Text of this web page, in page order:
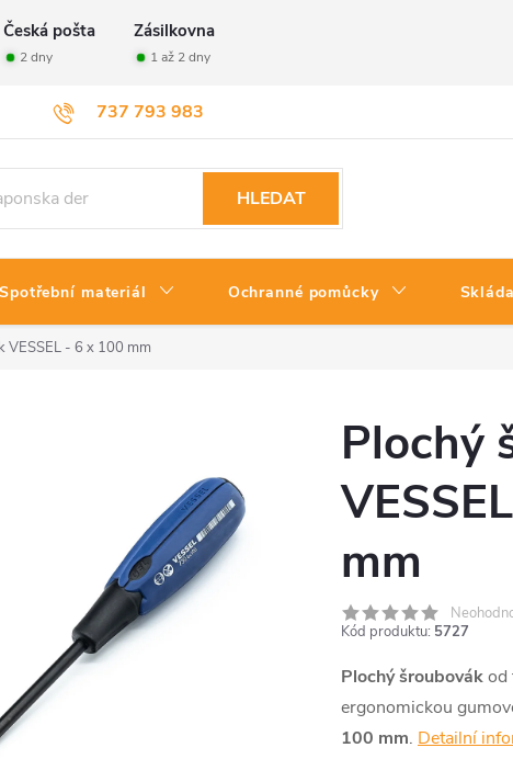
Česká pošta Zásilkovna
2 dny 1 až 2 dny
737 793 983
Vrácení zboží
HLEDAT
Spotřební materiál Ochranné pomůcky
VESSEL - 6 x 100 mm
Plochý
mm
Kód produktu: 5727
Plochý šroubovákod
ergonomickou
100 mm. Detailní